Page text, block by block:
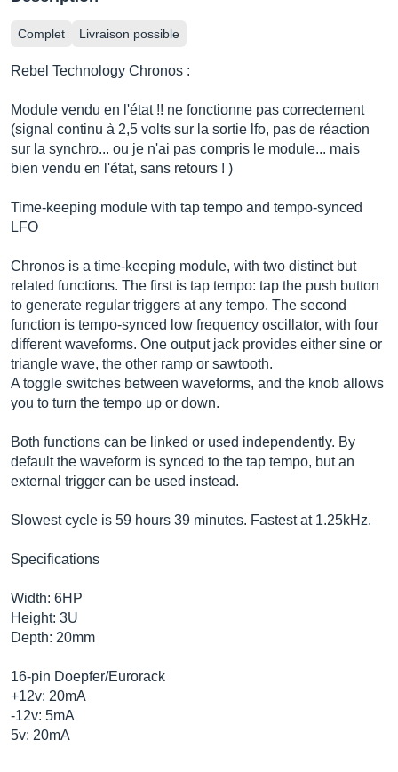
Complet Livraison possible
Rebel Technology Chronos :
Module vendu en l'état !! ne fonctionne pas correctement
(signal continu à 2,5 volts sur la sortie lfo, pas de réaction
sur la synchro... ou je n'ai pas compris le module... mais
bien vendu en l'état, sans retours ! )
Time-keeping module with tap tempo and tempo-synced
LFO
Chronos is a time-keeping module, with two distinct but
related functions. The first is tap tempo: tap the push button
to generate regular triggers at any tempo. The second
function is tempo-synced low frequency oscillator, with four
different waveforms. One output jack provides either sine or
triangle wave, the other ramp or sawtooth.
A toggle switches between waveforms, and the knob allows
you to turn the tempo up or down.
Both functions can be linked or used independently. By
default the waveform is synced to the tap tempo, but an
external trigger can be used instead.
Slowest cycle is 59 hours 39 minutes. Fastest at 1.25kHz.
Specifications
Width: 6HP
Height: 3U
Depth: 20mm
16-pin Doepfer/Eurorack
+12v: 20mA
-12v: 5mA
5v: 20mA